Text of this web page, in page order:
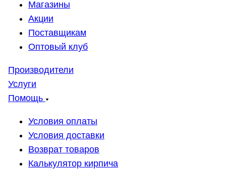
Магазины
Акции
Поставщикам
Оптовый клуб
Производители
Услуги
Помощь
Условия оплаты
Условия доставки
Возврат товаров
Калькулятор кирпича